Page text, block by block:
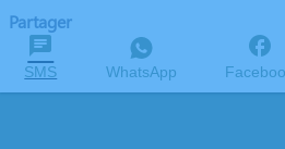
Partager
SMS WhatsApp